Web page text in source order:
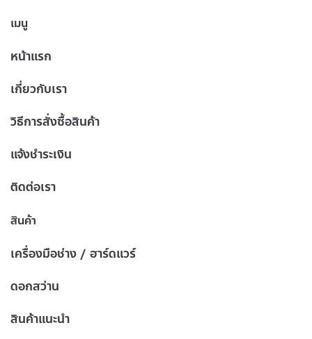
เมนู
หน้าแรก
เกี่ยวกับเรา
วิธีการสั่งซื้อสินค้า
แจ้งชำระเงิน
ติดต่อเรา
สินค้า
เครื่องมือช่าง / ฮาร์ดแวร์
ดอกสว่าน
สินค้าแนะนำ